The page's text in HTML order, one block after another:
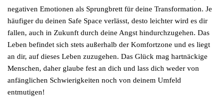
negativen Emotionen als Sprungbrett für deine Transformation. Je
häufiger du deinen Safe Space verlässt, desto leichter wird es dir
fallen, auch in Zukunft durch deine Angst hindurchzugehen. Das
Leben befindet sich stets außerhalb der Komfortzone und es liegt
an dir, auf dieses Leben zuzugehen. Das Glück mag hartnäckige
Menschen, daher glaube fest an dich und lass dich weder von
anfänglichen Schwierigkeiten noch von deinem Umfeld
entmutigen!